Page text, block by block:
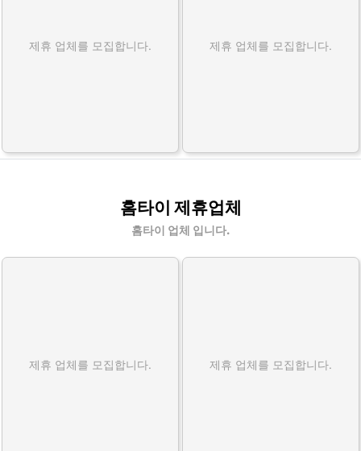
제휴 업체를 모집합니다. 제휴 업체를 모집합니다.
홈타이 제휴업체
홈타이 업체 입니다.
제휴 업체를 모집합니다. 제휴 업체를 모집합니다.